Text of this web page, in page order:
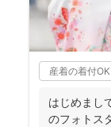
産着の着付OK
はじめまし
のフォトス